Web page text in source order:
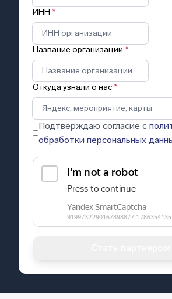
ИНН *
Название организации *
Откуда узнали о нас *
Подтверждаю согласие с
обработки персональных